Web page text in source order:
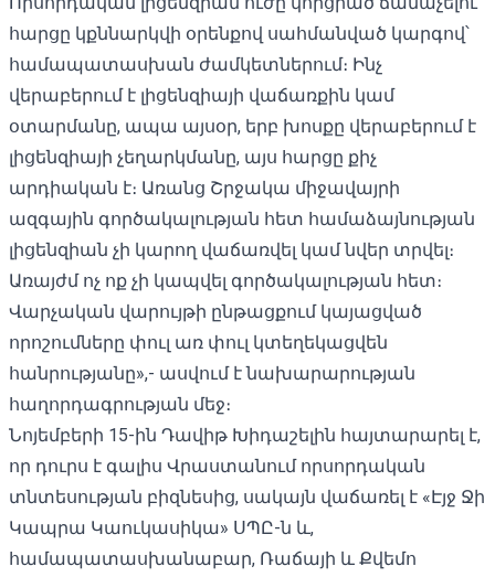
հարցը կքննարկվի օրենքով սահմանված կարգով՝
համապատասխան ժամկետներում։ Ինչ
վերաբերում է լիցենզիայի վաճառքին կամ
օտարմանը, ապա այսօր, երբ խոսքը վերաբերում է
լիցենզիայի չեղարկմանը, այս հարցը քիչ
արդիական է։ Առանց Շրջակա միջավայրի
ազգային գործակալության հետ համաձայնության
լիցենզիան չի կարող վաճառվել կամ նվեր տրվել։
Առայժմ ոչ ոք չի կապվել գործակալության հետ։
Վարչական վարույթի ընթացքում կայացված
որոշումները փուլ առ փուլ կտեղեկացվեն
հանրությանը»,- ասվում է նախարարության
հաղորդագրության մեջ։
Նոյեմբերի 15-ին Դավիթ Խիդաշելին հայտարարել է,
որ դուրս է գալիս Վրաստանում որսորդական
տնտեսության բիզնեսից, սակայն վաճառել է «Էյջ Ջի
Կապրա Կաուկասիկա» ՍՊԸ-ն և,
համապատասխանաբար, Ռաճայի և Քվեմո